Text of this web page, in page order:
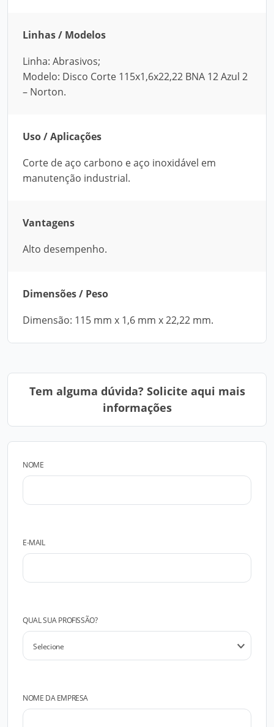
Linhas / Modelos
Linha: Abrasivos;
Modelo: Disco Corte 115x1,6x22,22 BNA 12 Azul 2
– Norton.
Uso / Aplicações
Corte de aço carbono e aço inoxidável em
manutenção industrial.
Vantagens
Alto desempenho.
Dimensões / Peso
Dimensão: 115 mm x 1,6 mm x 22,22 mm.
Tem alguma dúvida? Solicite aqui mais
informações
NOME
E-MAIL
QUAL SUA PROFISSÃO?
NOME DA EMPRESA